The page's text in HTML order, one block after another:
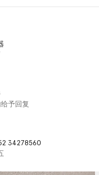
予回复
34278560